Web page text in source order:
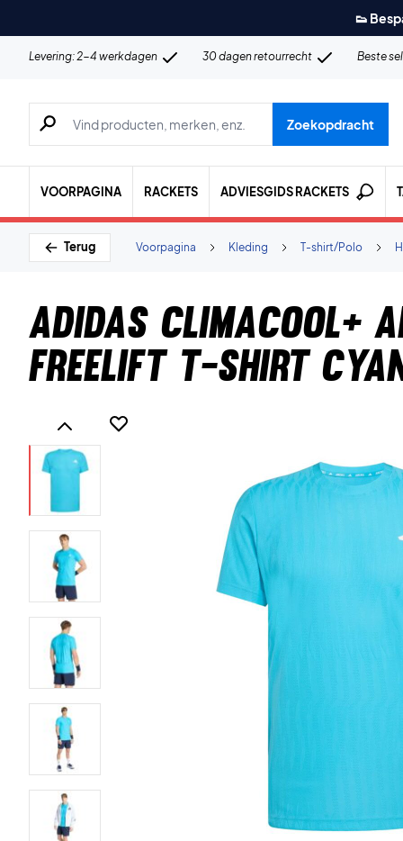
👟
Levering: 2-4 werkdagen 30 dagen retourrecht Beste
Zoeken naar producten, merken etc.
Zoekopdracht
VOORPAGINA RACKETS ADVIESGIDS RACKETS
Terug T-shirt/Polo
Kleding
Voorpagina
Adidas Climacool+
FreeLift T-shirt